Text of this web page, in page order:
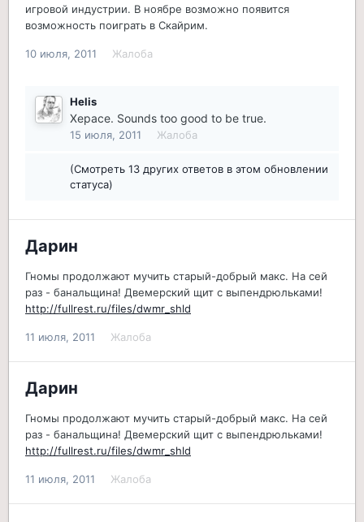
игровой индустрии. В ноябре возможно появится
возможность поиграть в Скайрим.
10 июля, 2011 Жалоба
Helis
Херасе. Sounds too good to be true.
15 июля, 2011 Жалоба
(Смотреть 13 других ответов в этом обновлении
статуса)
Дарин
Гномы продолжают мучить старый-добрый макс. На сей
раз - банальщина! Двемерский щит с выпендрюльками!
http://fullrest.ru/files/dwmr_shld
11 июля, 2011 Жалоба
Дарин
Гномы продолжают мучить старый-добрый макс. На сей
раз - банальщина! Двемерский щит с выпендрюльками!
http://fullrest.ru/files/dwmr_shld
11 июля, 2011 Жалоба